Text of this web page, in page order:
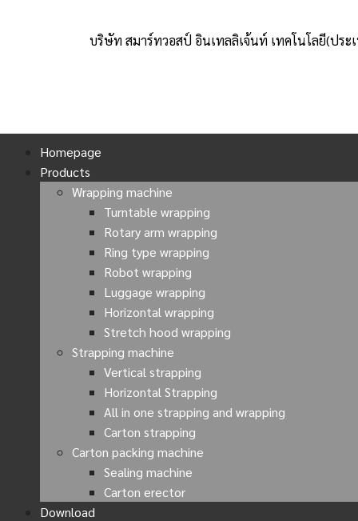
บริษัท สมาร์ทวอสป์ อินเทลลิเจ้นท์ เทคโนโลยี(ประ
Homepage
Products
Wrapping machine
Turntable wrapping
Rotary arm wrapping
Ring type wrapping
Robot wrapping
Luggage wrapping
Horizontal wrapping
Stretch hood wrapping
Strapping machine
Vertical strapping
Horizontal Strapping
All in one strapping and wrapping
Carton strapping
Carton packing machine
Sealing machine
Carton erector
Download